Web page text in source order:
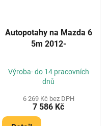
Autopotahy na Mazda 6
5m 2012-
Výroba- do 14 pracovních
dnů
6 269 Kč bez DPH
7 586 Kč